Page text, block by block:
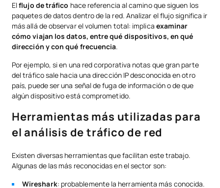
Elflujo de tráfico hace referencia al camino que siguen los
paquetes de datos dentro de la red. Analizar el flujo significa ir
más allá de observar el volumen total: implica examinar
cómo viajan los datos, entre qué dispositivos, en qué
dirección y con qué frecuencia.
Por ejemplo, si en una red corporativa notas que gran parte
del tráfico sale hacia una dirección IP desconocida en otro
país, puede ser una señal de fuga de información o de que
algún dispositivo está comprometido.
Herramientas más utilizadas para
el análisis de tráfico de red
Existen diversas herramientas que facilitan este trabajo.
Algunas de las más reconocidas en el sector son:
Wireshark: probablemente la herramienta más conocida.